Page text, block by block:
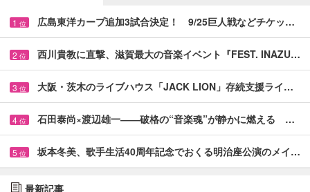
1 位 広島東洋カープ追加3試合決定！ 9/25巨人戦などチケッ…
2 位 西川貴教に直撃、滋賀最大の音楽イベント『FEST. INAZU…
3 位 大阪・茨木のライブハウス「JACK LION」存続支援ライ…
4 位 石田泰尚×渡辺雄一――破格の“音楽魂”が静かに燃える …
5 位 坂本冬美、歌手生活40周年記念でおくる明治座公演のメイ…
最新記事